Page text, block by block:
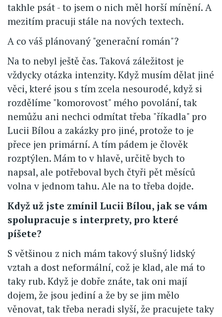
takhle psát - to jsem o nich měl horší mínění. A
mezitím pracuji stále na nových textech.
A co váš plánovaný "generační román"?
Na to nebyl ještě čas. Taková záležitost je
vždycky otázka intenzity. Když musím dělat jiné
věci, které jsou s tím zcela nesourodé, když si
rozdělíme "komorovost" mého povolání, tak
nemůžu ani nechci odmítat třeba "říkadla" pro
Lucii Bílou a zakázky pro jiné, protože to je
přece jen primární. A tím pádem je člověk
rozptýlen. Mám to v hlavě, určitě bych to
napsal, ale potřeboval bych čtyři pět měsíců
volna v jednom tahu. Ale na to třeba dojde.
Když už jste zmínil Lucii Bílou, jak se vám
spolupracuje s interprety, pro které
píšete?
S většinou z nich mám takový slušný lidský
vztah a dost neformální, což je klad, ale má to
taky rub. Když je dobře znáte, tak oni mají
dojem, že jsou jediní a že by se jim mělo
věnovat, tak třeba neradi slyší, že pracujete taky